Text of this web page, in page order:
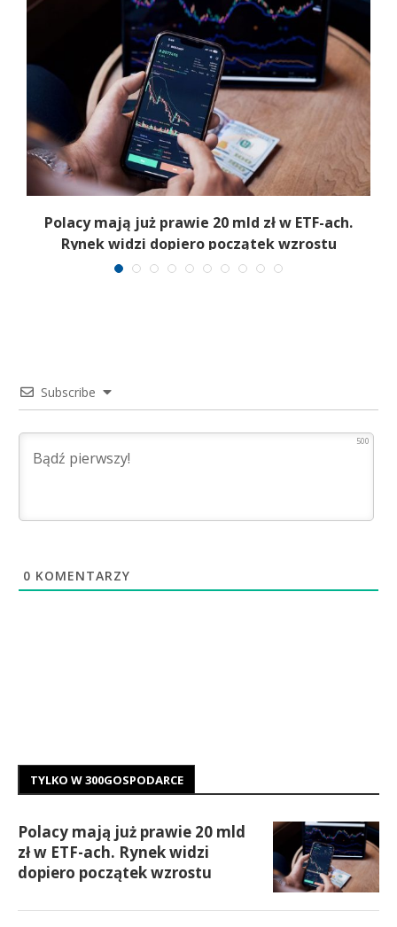
Polacy mają już prawie 20 mld zł w ETF-ach.
Rynek widzi dopiero początek wzrostu
Subscribe
500
0 KOMENTARZY
TYLKO W 300GOSPODARCE
Polacy mają już prawie 20 mld
zł w ETF-ach. Rynek widzi
dopiero początek wzrostu